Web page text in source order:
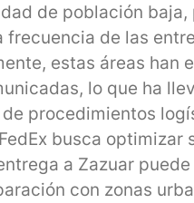
de población baja,
frecuencia de las
estas áreas han
lo que ha
procedimientos
busca optimizar
a Zazuar
con zonas